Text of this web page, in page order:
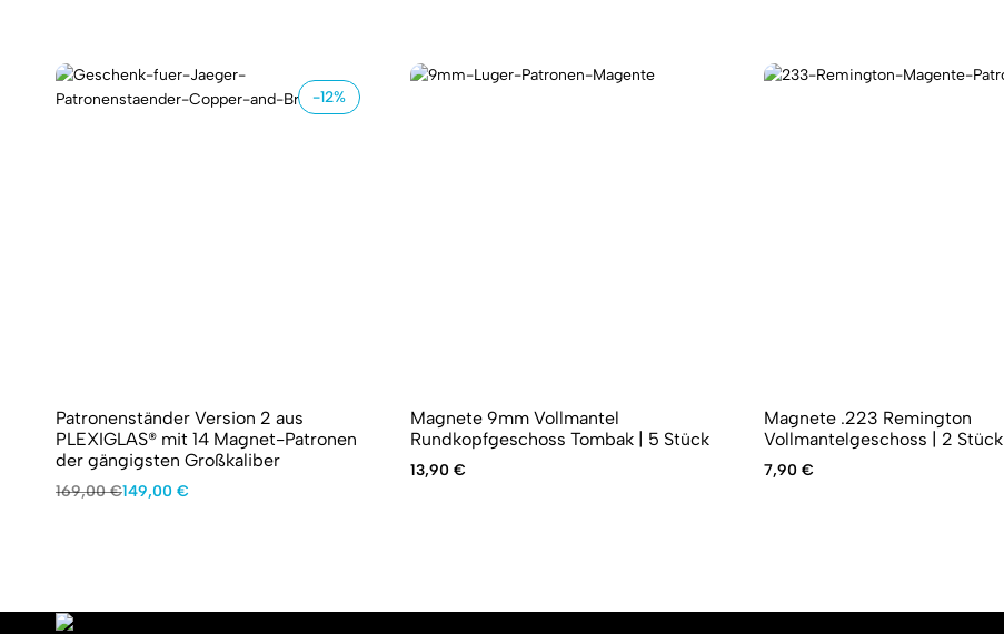
-12%
Patronenständer Version 2 aus
PLEXIGLAS® mit 14 Magnet-Patronen
der gängigsten Großkaliber
169,00€
Ursprünglicher
149,00 €
Aktueller
Magnete 9mm Vollmantel
Rundkopfgeschoss Tombak | 5 Stück
13,90 €
Magnete .223 Remington
Vollmantelgeschoss | 2 Stück
7,90 €